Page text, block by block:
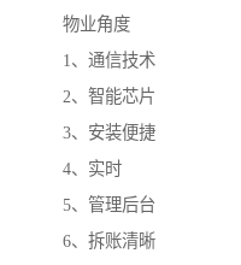
物业角度
1、通信技术
2、智能芯片
3、安装便捷
4、实时
5、管理后台
6、拆账清晰